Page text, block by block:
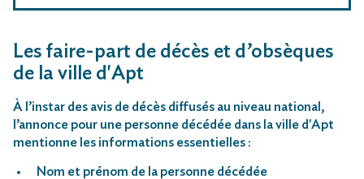
Les faire-part de décès et d’obsèques
de la ville d'Apt
À l’instar des avis de décès diffusés au niveau national,
l’annonce pour une personne décédée dans la ville d'Apt
mentionne les informations essentielles :
Nom et prénom de la personne décédée